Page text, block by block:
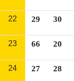
22 29 30
23 66 20
24 27 28